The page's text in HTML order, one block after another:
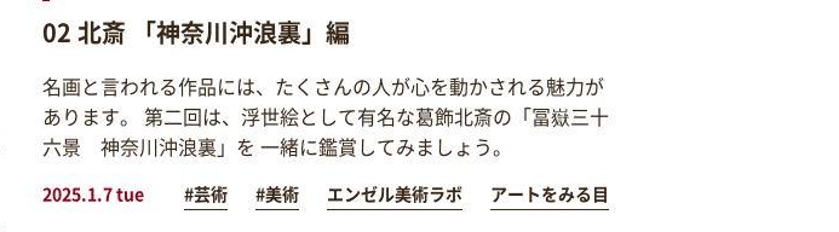
02 北斎 「神奈川沖浪裏」編
名画と言われる作品には、たくさんの人が心を動かされる魅力が
あります。 第二回は、浮世絵として有名な葛飾北斎の「冨嶽三十
六景 神奈川沖浪裏」を 一緒に鑑賞してみましょう。
2025.1.7 tue #芸術 #美術 エンゼル美術ラボ アートをみる目